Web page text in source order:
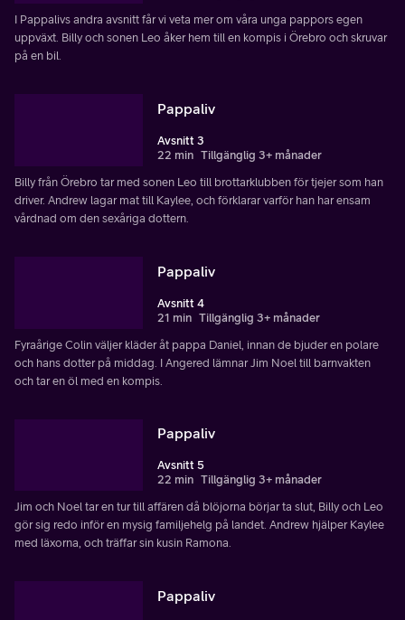
I Pappalivs andra avsnitt får vi veta mer om våra unga pappors egen
uppväxt. Billy och sonen Leo åker hem till en kompis i Örebro och skruvar
på en bil.
Pappaliv
Avsnitt 3
22 min Tillgänglig 3+ månader
Billy från Örebro tar med sonen Leo till brottarklubben för tjejer som han
driver. Andrew lagar mat till Kaylee, och förklarar varför han har ensam
vårdnad om den sexåriga dottern.
Pappaliv
Avsnitt 4
21 min Tillgänglig 3+ månader
Fyraårige Colin väljer kläder åt pappa Daniel, innan de bjuder en polare
och hans dotter på middag. I Angered lämnar Jim Noel till barnvakten
och tar en öl med en kompis.
Pappaliv
Avsnitt 5
22 min Tillgänglig 3+ månader
Jim och Noel tar en tur till affären då blöjorna börjar ta slut, Billy och Leo
gör sig redo inför en mysig familjehelg på landet. Andrew hjälper Kaylee
med läxorna, och träffar sin kusin Ramona.
Pappaliv